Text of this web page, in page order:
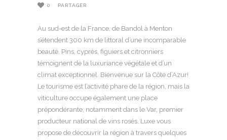
0 PARTAGER
Au sud-est de la France, de Bandol à Menton
s’étendent 300 km de littoral d’une incomparable
beauté. Pins, cyprès, figuiers et citronniers
témoignent de la luxuriance végétale et d’un
climat exceptionnel. Bienvenue sur la Côte d’Azur!
Le tourisme est l’activité phare de la région, mais la
viticulture occupe également une place
prépondérante, notamment dans le Var, premier
producteur national de vins rosés. Luxe vous
propose de découvrir la région à travers quelques